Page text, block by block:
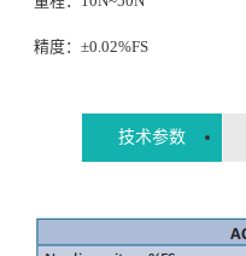
换挡力
精度：±0.02%FS
技术参数